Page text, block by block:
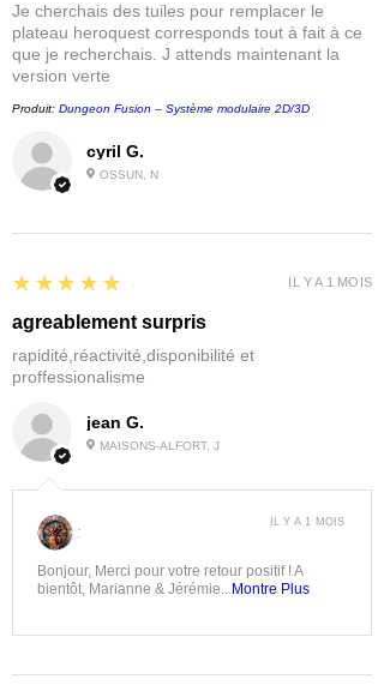
cyril G.
OSSUN, N
Je cherchais des tuiles pour remplacer le
plateau heroquest corresponds tout à fait à ce
que je recherchais. J attends maintenant la
version verte
Produit: Dungeon Fusion – Système modulaire 2D/3D
jean G.
MAISONS-ALFORT, J
5
★★★★★
agreablement surpris
rapidité,réactivité,disponibilité et
proffessionalisme
IL Y A 1 MOIS
:
Bonjour, Merci pour votre retour positif ! A
bientôt, Marianne & Jérémie...Montre Plus
IL Y A 1 MOIS